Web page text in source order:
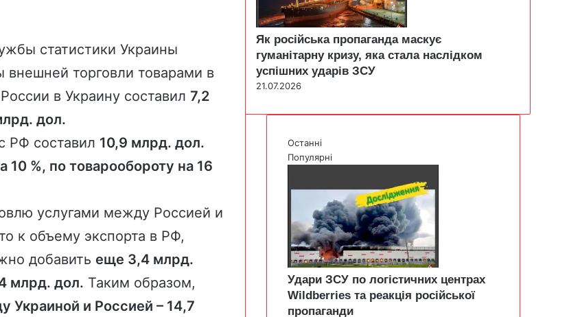
статистики Украины
внешней торговли товарами в
в Украину составил 7,2
дол.
РФ составил 10,9 млрд. дол.
10 %, по товарообороту на 16
услугами между Россией и
к объему экспорта в РФ,
добавить еще 3,4 млрд.
млрд. дол. Таким образом,
Украиной и Россией – 14,7
Як російська пропаганда маскує
гуманітарну кризу, яка стала наслідком
успішних ударів ЗСУ
21.07.2026
Останні
Популярні
Удари ЗСУ по логістичних центрах
Wildberries та реакція російської
пропаганди